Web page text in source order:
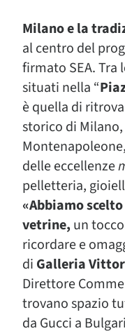
Milano e la
al centro del
firmato SEA. Tra
situati nella “
è quella di
storico di Milano,
delle eccellenze
pelletteria,
«Abbiamo
vetrine, un
ricordare e
di Galleria
Direttore
trovano spazio
da Gucci a